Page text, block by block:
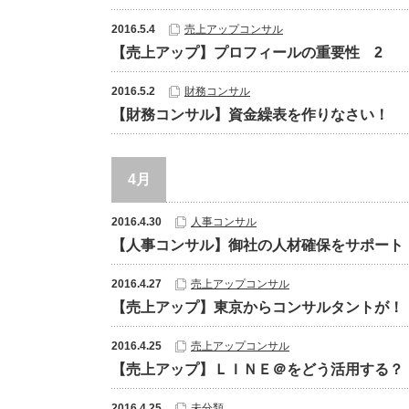
2016.5.4 売上アップコンサル
【売上アップ】プロフィールの重要性 2
2016.5.2 財務コンサル
【財務コンサル】資金繰表を作りなさい！
4月
2016.4.30 人事コンサル
【人事コンサル】御社の人材確保をサポート
2016.4.27 売上アップコンサル
【売上アップ】東京からコンサルタントが！
2016.4.25 売上アップコンサル
【売上アップ】ＬＩＮＥ＠をどう活用する？